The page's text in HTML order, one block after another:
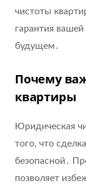
чистоты
гарантия
будущем․
Почему
квартиры
Юридическая
того, что
безопасной․
позволяет